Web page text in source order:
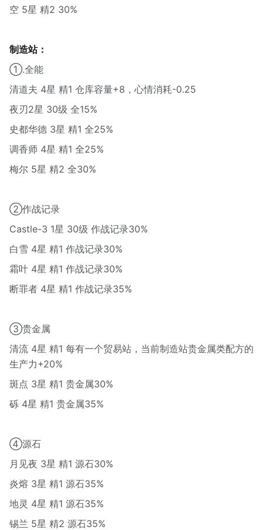
空 5星 精2 30%
制造站：
①.全能
清道夫 4星 精1 仓库容量+8，心情消耗-0.25
夜刃2星 30级 全15%
史都华德 3星 精1 全25%
调香师 4星 精1 全25%
梅尔 5星 精2 全30%
②作战记录
Castle-3 1星 30级 作战记录30%
白雪 4星 精1 作战记录30%
霜叶 4星 精1 作战记录30%
断罪者 4星 精1 作战记录35%
③贵金属
清流 4星 精1 每有一个贸易站，当前制造站贵金属类配方的
生产力+20%
斑点 3星 精1 贵金属30%
砾 4星 精1 贵金属35%
④源石
月见夜 3星 精1 源石30%
炎熔 3星 精1 源石35%
地灵 4星 精1 源石35%
锡兰 5星 精2 源石35%